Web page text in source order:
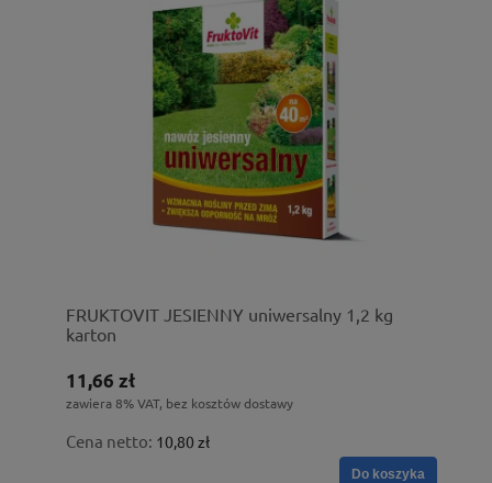
FRUKTOVIT JESIENNY uniwersalny 1,2 kg
karton
11,66 zł
zawiera 8% VAT, bez kosztów dostawy
Cena netto: 10,80 zł
Do koszyka